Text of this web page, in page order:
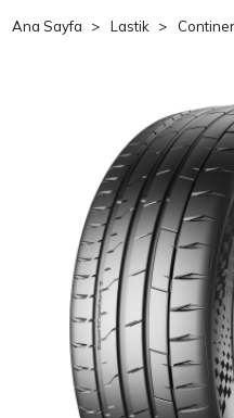
Ana Sayfa Lastik